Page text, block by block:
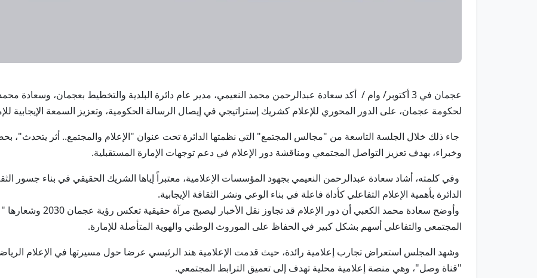
عجمان في 3 أكتوبر/ وام / أكد سعادة عبدالرحمن محمد النعيمي، مدير عام دائرة البلدية والتخطيط بعجمان، وسعادة
لحكومة عجمان، على الدور المحوري للإعلام كشريك إستراتيجي في إيصال الرسالة الحكومية، وتعزيز السمعة الإيجابية
جاء ذلك خلال الجلسة التاسعة من "مجالس المجتمع" التي نظمتها الدائرة تحت عنوان "الإعلام والمجتمع.. أثر يتحدث"،
وخبراء، بهدف تعزيز التواصل المجتمعي ومناقشة دور الإعلام في دعم توجهات الإمارة المستقبلية.
وفي كلمته، أشاد سعادة عبدالرحمن النعيمي بجهود المؤسسات الإعلامية، معتبراً إياها الشريك الحقيقي في بناء جسور
الدائرة بأهمية الإعلام التفاعلي كأداة فاعلة في بناء الوعي ونشر الثقافة الإيجابية.
وأوضح سعادة محمد الكعبي
المجتمعي والتفاعلي أسهم بشكل كبير في الحفاظ على الموروث الوطني والهوية المتأصلة للإمارة.
وشهد المجلس استعراض تجارب إعلامية رائدة، حيث قدمت الإعلامية هند الرئيسي عرضا حول مسيرتها في الإعلام
"قناة وصل"، وهي منصة إعلامية محلية تهدف إلى تعميق الترابط المجتمعي.